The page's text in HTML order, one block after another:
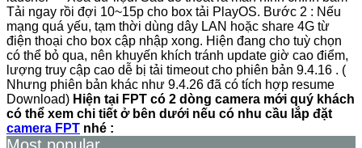
Tải ngay rồi đợi 10~15p cho box tải PlayOS. Bước 2 : Nếu
mạng quá yếu, tạm thời dùng dây LAN hoặc share 4G từ
điện thoại cho box cập nhập xong. Hiện đang cho tuỳ chọn
có thể bỏ qua, nên khuyến khích tránh update giờ cao điểm,
lượng truy cập cao dễ bị tải timeout cho phiên bản 9.4.16 . (
Nhưng phiên bản khác như 9.4.26 đã có tích hợp resume
Download) Hiện tại FPT có 2 dòng camera mới quý khách
có thể xem chi tiết ở bên dưới nếu có nhu cầu lắp đặt
camera FPT nhé :